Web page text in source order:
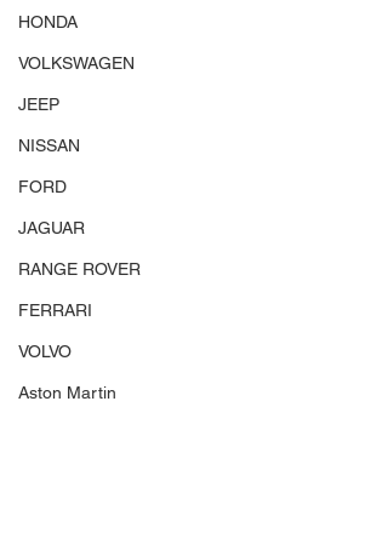
HONDA
VOLKSWAGEN
JEEP
NISSAN
FORD
JAGUAR
RANGE ROVER
FERRARI
VOLVO
Aston Martin